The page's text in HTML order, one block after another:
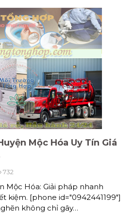
Mộc Hóa Uy Tín Giá
732
Mộc Hóa: Giải pháp nhanh
kiệm. [phone id="0942441199"]
không chỉ gây…